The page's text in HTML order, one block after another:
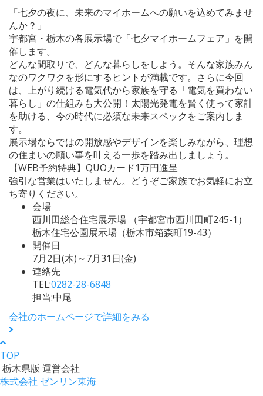
「七夕の夜に、未来のマイホームへの願いを込めてみませ
んか？」
宇都宮・栃木の各展示場で「七夕マイホームフェア」を開
催します。
どんな間取りで、どんな暮らしをしよう。そんな家族みん
なのワクワクを形にするヒントが満載です。さらに今回
は、上がり続ける電気代から家族を守る「電気を買わない
暮らし」の仕組みも大公開！太陽光発電を賢く使って家計
を助ける、今の時代に必須な未来スペックをご案内しま
す。
展示場ならではの開放感やデザインを楽しみながら、理想
の住まいの願い事を叶える一歩を踏み出しましょう。
【WEB予約特典】QUOカード1万円進呈
強引な営業はいたしません。どうぞご家族でお気軽にお立
ち寄りください。
会場
西川田総合住宅展示場 （宇都宮市西川田町245-1）
栃木住宅公園展示場（栃木市箱森町19-43）
開催日
7月2日(木)～7月31日(金)
連絡先
TEL:0282-28-6848
担当:中尾
会社のホームページで詳細をみる
TOP
栃木県版 運営会社
株式会社 ゼンリン東海